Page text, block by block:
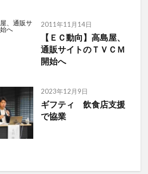
2011年11月14日
【ＥＣ動向】高島屋、
通販サイトのＴＶＣＭ
開始へ
2023年12月9日
ギフティ 飲食店支援
で協業